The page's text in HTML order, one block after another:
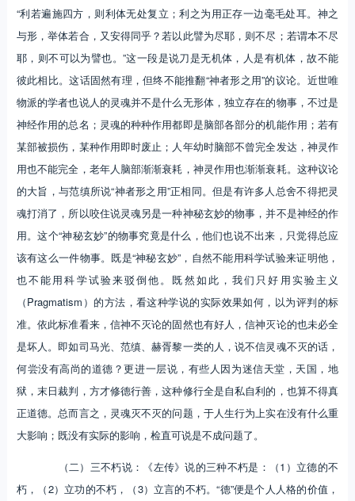
“利若遍施四方，则利体无处复立；利之为用正存一边毫毛处耳。神之
与形，举体若合，又安得同乎？若以此譬为尽耶，则不尽；若谓本不尽
耶，则不可以为譬也。”这一段是说刀是无机体，人是有机体，故不能
彼此相比。这话固然有理，但终不能推翻“神者形之用”的议论。近世唯
物派的学者也说人的灵魂并不是什么无形体，独立存在的物事，不过是
神经作用的总名；灵魂的种种作用都即是脑部各部分的机能作用；若有
某部被损伤，某种作用即时废止；人年幼时脑部不曾完全发达，神灵作
用也不能完全，老年人脑部渐渐衰耗，神灵作用也渐渐衰耗。这种议论
的大旨，与范缜所说“神者形之用”正相同。但是有许多人总舍不得把灵
魂打消了，所以咬住说灵魂另是一种神秘玄妙的物事，并不是神经的作
用。这个“神秘玄妙”的物事究竟是什么，他们也说不出来，只觉得总应
该有这么一件物事。既是“神秘玄妙”，自然不能用科学试验来证明他，
也不能用科学试验来驳倒他。既然如此，我们只好用实验主义
（Pragmatism）的方法，看这种学说的实际效果如何，以为评判的标
准。依此标准看来，信神不灭论的固然也有好人，信神灭论的也未必全
是坏人。即如司马光、范缜、赫胥黎一类的人，说不信灵魂不灭的话，
何尝没有高尚的道德？更进一层说，有些人因为迷信天堂，天国，地
狱，末日裁判，方才修德行善，这种修行全是自私自利的，也算不得真
正道德。总而言之，灵魂灭不灭的问题，于人生行为上实在没有什么重
大影响；既没有实际的影响，检直可说是不成问题了。
（二）三不朽说：《左传》说的三种不朽是：（1）立德的不
朽，（2）立功的不朽，（3）立言的不朽。“德”便是个人人格的价值，